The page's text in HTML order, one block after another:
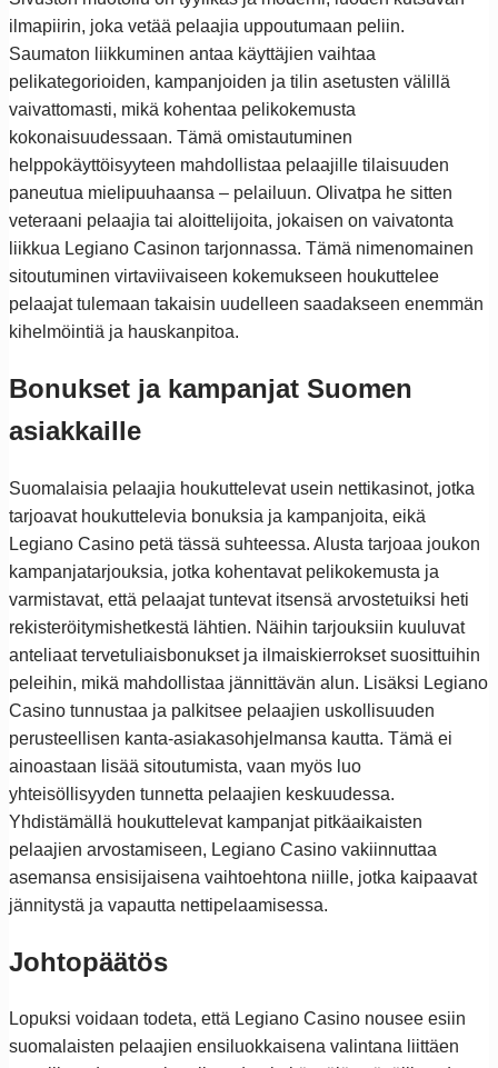
ilmapiirin, joka vetää pelaajia uppoutumaan peliin.
Saumaton liikkuminen antaa käyttäjien vaihtaa
pelikategorioiden, kampanjoiden ja tilin asetusten välillä
vaivattomasti, mikä kohentaa pelikokemusta
kokonaisuudessaan. Tämä omistautuminen
helppokäyttöisyyteen mahdollistaa pelaajille tilaisuuden
paneutua mielipuuhaansa – pelailuun. Olivatpa he sitten
veteraani pelaajia tai aloittelijoita, jokaisen on vaivatonta
liikkua Legiano Casinon tarjonnassa. Tämä nimenomainen
sitoutuminen virtaviivaiseen kokemukseen houkuttelee
pelaajat tulemaan takaisin uudelleen saadakseen enemmän
kihelmöintiä ja hauskanpitoa.
Bonukset ja kampanjat Suomen
asiakkaille
Suomalaisia pelaajia houkuttelevat usein nettikasinot, jotka
tarjoavat houkuttelevia bonuksia ja kampanjoita, eikä
Legiano Casino petä tässä suhteessa. Alusta tarjoaa joukon
kampanjatarjouksia, jotka kohentavat pelikokemusta ja
varmistavat, että pelaajat tuntevat itsensä arvostetuiksi heti
rekisteröitymishetkestä lähtien. Näihin tarjouksiin kuuluvat
anteliaat tervetuliaisbonukset ja ilmaiskierrokset suosittuihin
peleihin, mikä mahdollistaa jännittävän alun. Lisäksi Legiano
Casino tunnustaa ja palkitsee pelaajien uskollisuuden
perusteellisen kanta-asiakasohjelmansa kautta. Tämä ei
ainoastaan lisää sitoutumista, vaan myös luo
yhteisöllisyyden tunnetta pelaajien keskuudessa.
Yhdistämällä houkuttelevat kampanjat pitkäaikaisten
pelaajien arvostamiseen, Legiano Casino vakiinnuttaa
asemansa ensisijaisena vaihtoehtona niille, jotka kaipaavat
jännitystä ja vapautta nettipelaamisessa.
Johtopäätös
Lopuksi voidaan todeta, että Legiano Casino nousee esiin
suomalaisten pelaajien ensiluokkaisena valintana liittäen